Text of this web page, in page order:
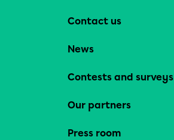
Contact us
News
Contests and surveys
Our partners
Press room